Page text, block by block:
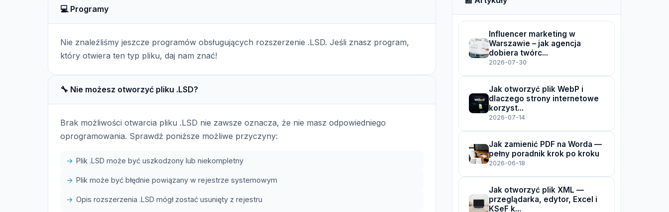
sobą pewne ryzyko.
💻 Programy
Nie znaleźliśmy jeszcze programów obsługujących rozszerzenie .LSD. Jeśli znasz program,
który otwiera ten typ pliku, daj nam znać!
🔧 Nie możesz otworzyć pliku .LSD?
Brak możliwości otwarcia pliku .LSD nie zawsze oznacza, że nie masz odpowiedniego
oprogramowania. Sprawdź poniższe możliwe przyczyny:
Plik .LSD może być uszkodzony lub niekompletny
Plik może być błędnie powiązany w rejestrze systemowym
Opis rozszerzenia .LSD mógł zostać usunięty z rejestru
Influencer marketing w
Warszawie – jak agencja
dobiera twórc...
2026-07-30
Jak otworzyć plik WebP i
dlaczego strony internetowe
korzyst...
2026-07-14
Jak zamienić PDF na Worda —
pełny poradnik krok po kroku
2026-06-18
Jak otworzyć plik XML —
przeglądarka, edytor, Excel i
KSeF k...